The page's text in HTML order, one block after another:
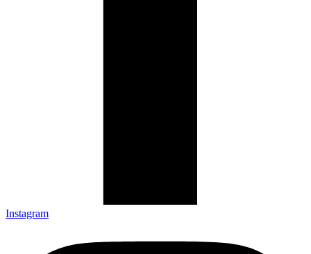
Instagram